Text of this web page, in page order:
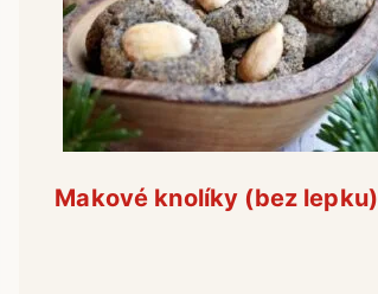
Makové knolíky (bez lepku)